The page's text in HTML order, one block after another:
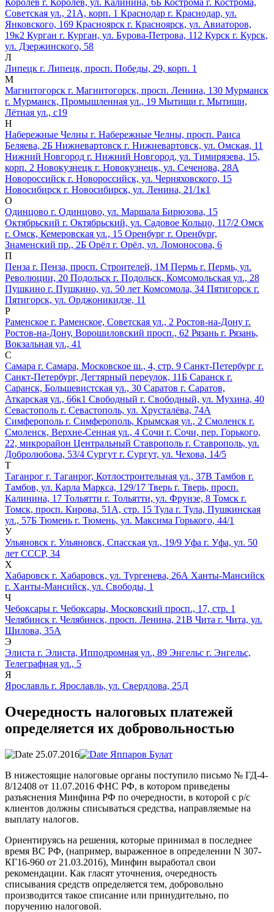
Королёв г. Королёв, ул. Калинина, 6Б Кострома г. Кострома,
Советская ул., 21А, корп. 1 Краснодар г. Краснодар, ул.
Янковского, 169 Красноярск г. Красноярск, ул. Авиаторов,
19к2 Курган г. Курган, ул. Бурова-Петрова, 112 Курск г. Курск,
ул. Дзержинского, 58
Л
Липецк г. Липецк, просп. Победы, 29, корп. 1
М
Магнитогорск г. Магнитогорск, просп. Ленина, 130 Мурманск
г. Мурманск, Промышленная ул., 19 Мытищи г. Мытищи,
Лётная ул., с19
Н
Набережные Челны г. Набережные Челны, просп. Раиса
Беляева, 2Б Нижневартовск г. Нижневартовск, ул. Омская, 11
Нижний Новгород г. Нижний Новгород, ул. Тимирязева, 15,
корп. 2 Новокузнецк г. Новокузнецк, ул. Сеченова, 28А
Новороссийск г. Новороссийск, ул. Черняховского, 15
Новосибирск г. Новосибирск, ул. Ленина, 21/1к1
О
Одинцово г. Одинцово, ул. Маршала Бирюзова, 15
Октябрьский г. Октябрьский, ул. Садовое Кольцо, 117/2 Омск
г. Омск, Кемеровская ул., 15 Оренбург г. Оренбург,
Знаменский пр., 2Б Орёл г. Орёл, ул. Ломоносова, 6
П
Пенза г. Пенза, просп. Строителей, 1М Пермь г. Пермь, ул.
Революции, 20 Подольск г. Подольск, Комсомольская ул., 28
Пушкино г. Пушкино, ул. 50 лет Комсомола, 34 Пятигорск г.
Пятигорск, ул. Орджоникидзе, 11
Р
Раменское г. Раменское, Советская ул., 2 Ростов-на-Дону г.
Ростов-на-Дону, Ворошиловский просп., 62 Рязань г. Рязань,
Вокзальная ул., 41
С
Самара г. Самара, Московское ш., 4, стр. 9 Санкт-Петербург г.
Санкт-Петербург, Дегтярный переулок, 11Б Саранск г.
Саранск, Большевистская ул., 30 Саратов г. Саратов,
Аткарская ул., 66к1 Свободный г. Свободный, ул. Мухина, 40
Севастополь г. Севастополь, ул. Хрусталёва, 74А
Симферополь г. Симферополь, Крымская ул., 2 Смоленск г.
Смоленск, Верхне-Сенная ул., 4 Сочи г. Сочи, пер. Горького,
22, микрорайон Центральный Ставрополь г. Ставрополь, ул.
Добролюбова, 53/4 Сургут г. Сургут, ул. Чехова, 14/5
Т
Таганрог г. Таганрог, Котлостроительная ул., 37В Тамбов г.
Тамбов, ул. Карла Маркса, 129/17 Тверь г. Тверь, просп.
Калинина, 17 Тольятти г. Тольятти, ул. Фрунзе, 8 Томск г.
Томск, просп. Кирова, 51А, стр. 15 Тула г. Тула, Пушкинская
ул., 57Б Тюмень г. Тюмень, ул. Максима Горького, 44/1
У
Ульяновск г. Ульяновск, Спасская ул., 19/9 Уфа г. Уфа, ул. 50
лет СССР, 34
Х
Хабаровск г. Хабаровск, ул. Тургенева, 26А Ханты-Мансийск
г. Ханты-Мансийск, ул. Свободы, 1
Ч
Чебоксары г. Чебоксары, Московский просп., 17, стр. 1
Челябинск г. Челябинск, просп. Ленина, 21В Чита г. Чита, ул.
Шилова, 35А
Э
Элиста г. Элиста, Ипподромная ул., 89 Энгельс г. Энгельс,
Телеграфная ул., 5
Я
Ярославль г. Ярославль, ул. Свердлова, 25Д
Очередность налоговых платежей
определяется их добровольностью
25.07.2016
Яппаров Булат
В нижестоящие налоговые органы поступило письмо № ГД-4-
8/12408 от 11.07.2016 ФНС РФ, в котором приведены
разъяснения Минфина РФ по очередности, в которой с р/с
клиентов должны списываться средства, направляемые на
выплату налогов.
Ориентируясь на решения, которые принимал в последнее
время ВС РФ, (например, выраженное в определении N 307-
КГ16-960 от 21.03.2016), Минфин выработал свои
рекомендации. Как гласят уточнения, очередность
списывания средств определяется тем, добровольно
производится такое списание или принудительно, по
поручению налоговой.